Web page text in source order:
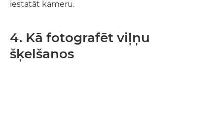
iestatāt kameru.
4. Kā fotografēt viļņu
šķelšanos